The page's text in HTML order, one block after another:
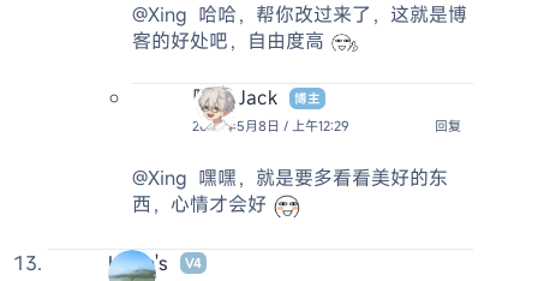
@Xing 哈哈，帮你改过来了，这就是博
客的好处吧，自由度高
阿杰 Jack
博主
2025年5月8日 / 上午12:29
回复
@Xing 嘿嘿，就是要多看看美好的东
西，心情才会好
Kevin's V4